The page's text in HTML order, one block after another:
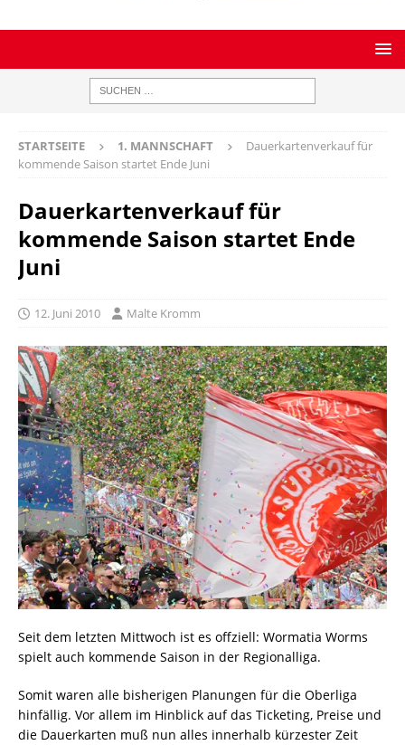
STARTSEITE 1. MANNSCHAFT
Dauerkartenverkauf für
kommende Saison startet Ende Juni
Dauerkartenverkauf für
kommende Saison startet Ende
Juni
12. Juni 2010 Malte Kromm
Seit dem letzten Mittwoch ist es offziell: Wormatia Worms
spielt auch kommende Saison in der Regionalliga.
Somit waren alle bisherigen Planungen für die Oberliga
hinfällig. Vor allem im Hinblick auf das Ticketing, Preise und
die Dauerkarten muß nun alles innerhalb kürzester Zeit